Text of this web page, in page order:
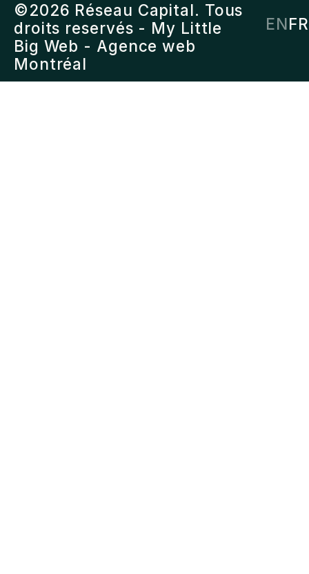
©2026 Réseau Capital. Tous
droits reservés - My Little
Big Web - Agence web
Montréal
ENFR